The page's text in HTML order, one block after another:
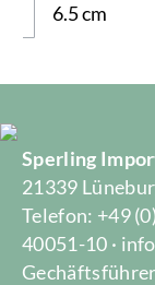
6.5 cm
Sperling
21339
Telefon: +49
40051-10 ·